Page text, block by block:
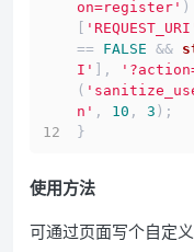
on=register' )
== FALSE &&
I'
],
(
n' , 10 , 3 );
}
使用方法
可通过页面写个自定